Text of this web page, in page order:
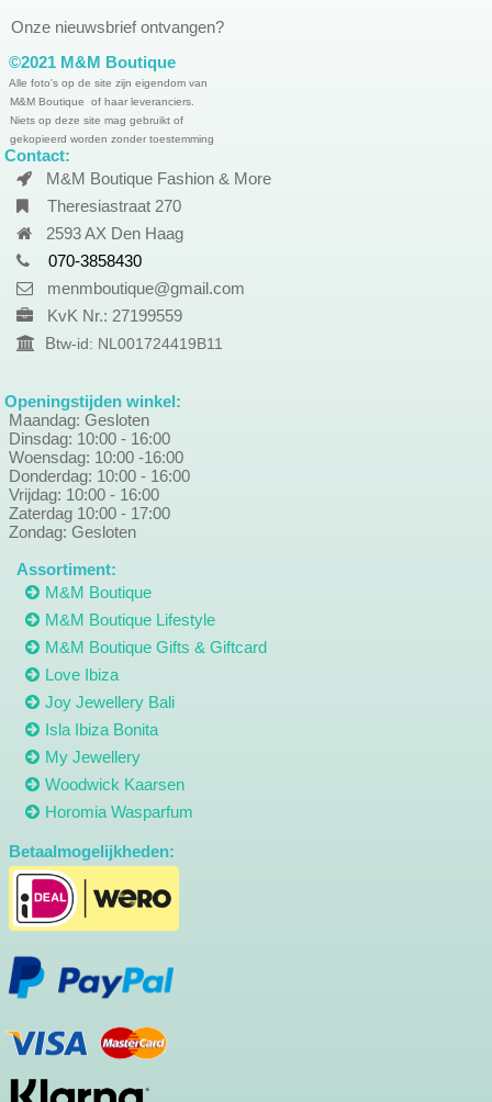
Onze nieuwsbrief ontvangen?
©2021 M&M Boutique
Alle foto's op de site zijn eigendom van
M&M Boutique of haar leveranciers.
Niets op deze site mag gebruikt of
gekopieerd worden zonder toestemming
Contact:
M&M Boutique Fashion & More
Theresiastraat 270
2593 AX Den Haag
070-3858430
menmboutique@gmail.com
KvK Nr.: 27199559
Btw-id: NL001724419B11
Openingstijden winkel:
Maandag: Gesloten
Dinsdag: 10:00 - 16:00
Woensdag: 10:00 -16:00
Donderdag: 10:00 - 16:00
Vrijdag: 10:00 - 16:00
Zaterdag 10:00 - 17:00
Zondag: Gesloten
Assortiment:
M&M Boutique
M&M Boutique Lifestyle
M&M Boutique Gifts & Giftcard
Love Ibiza
Joy Jewellery Bali
Isla Ibiza Bonita
My Jewellery
Woodwick Kaarsen
Horomia Wasparfum
Betaalmogelijkheden: